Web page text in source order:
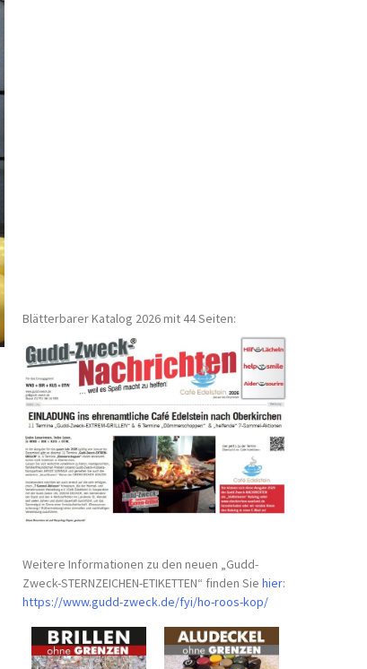
Blätterbarer Katalog 2026 mit 44 Seiten:
Weitere Informationen zu den neuen „Gudd-
Zweck-STERNZEICHEN-ETIKETTEN“ finden Siehier:
https://www.gudd-zweck.de/fyi/ho-roos-kop/